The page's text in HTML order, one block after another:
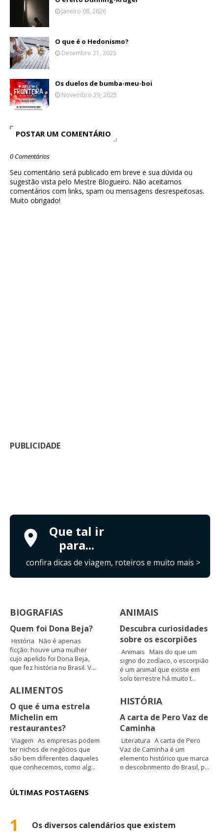
Janeiro 08, 2026
O que é o Hedonismo?
Dezembro 21, 2025
Os duelos de bumba-meu-boi
Novembro 29, 2025
POSTAR UM COMENTÁRIO
0 Comentários
Seu comentário será publicado em breve e sua dúvida ou
sugestão vista pelo Mestre Blogueiro. Não aceitamos
comentários com links, spam ou mensagens desrespeitosas.
Muito obrigado!
PUBLICIDADE
Que tal ir
para...
confira dicas de viagem, roteiros e muito mais >
BIOGRAFIAS
Quem foi Dona Beja?
História Não é apenas
ficção: houve uma mulher
cujo apelido foi Dona Beja,
que fez história no Brasil. V...
ALIMENTOS
O que é uma estrela
Michelin em
restaurantes?
Viagem As empresas podem
ter nichos de negócios que
são bem diferentes daqueles
que conhecemos, como alg...
ANIMAIS
Descubra curiosidades
sobre os escorpiões
Animais Mais do que um
signo do zodíaco, o escorpião
é um animal que existe em
solo terrestre há muito t...
HISTÓRIA
A carta de Pero Vaz de
Caminha
Literatura A carta de Pero
Vaz de Caminha é um
elemento histórico que marca
o descobrimento do Brasil, p...
ÚLTIMAS POSTAGENS
1 Os diversos calendários que existem